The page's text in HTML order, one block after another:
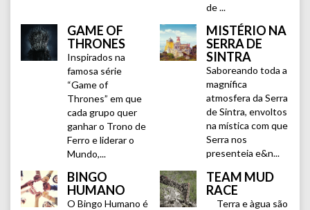
de ...
GAME OF
THRONES
Inspirados na
famosa série
“Game of
Thrones” em que
cada grupo quer
ganhar o Trono de
Ferro e liderar o
Mundo,...
MISTÉRIO NA
SERRA DE
SINTRA
Saboreando toda a
magnífica
atmosfera da Serra
de Sintra, envoltos
na mística com que
Serra nos
presenteia e&n...
BINGO
HUMANO
O Bingo Humano é
TEAM MUD
RACE
Terra e àgua são